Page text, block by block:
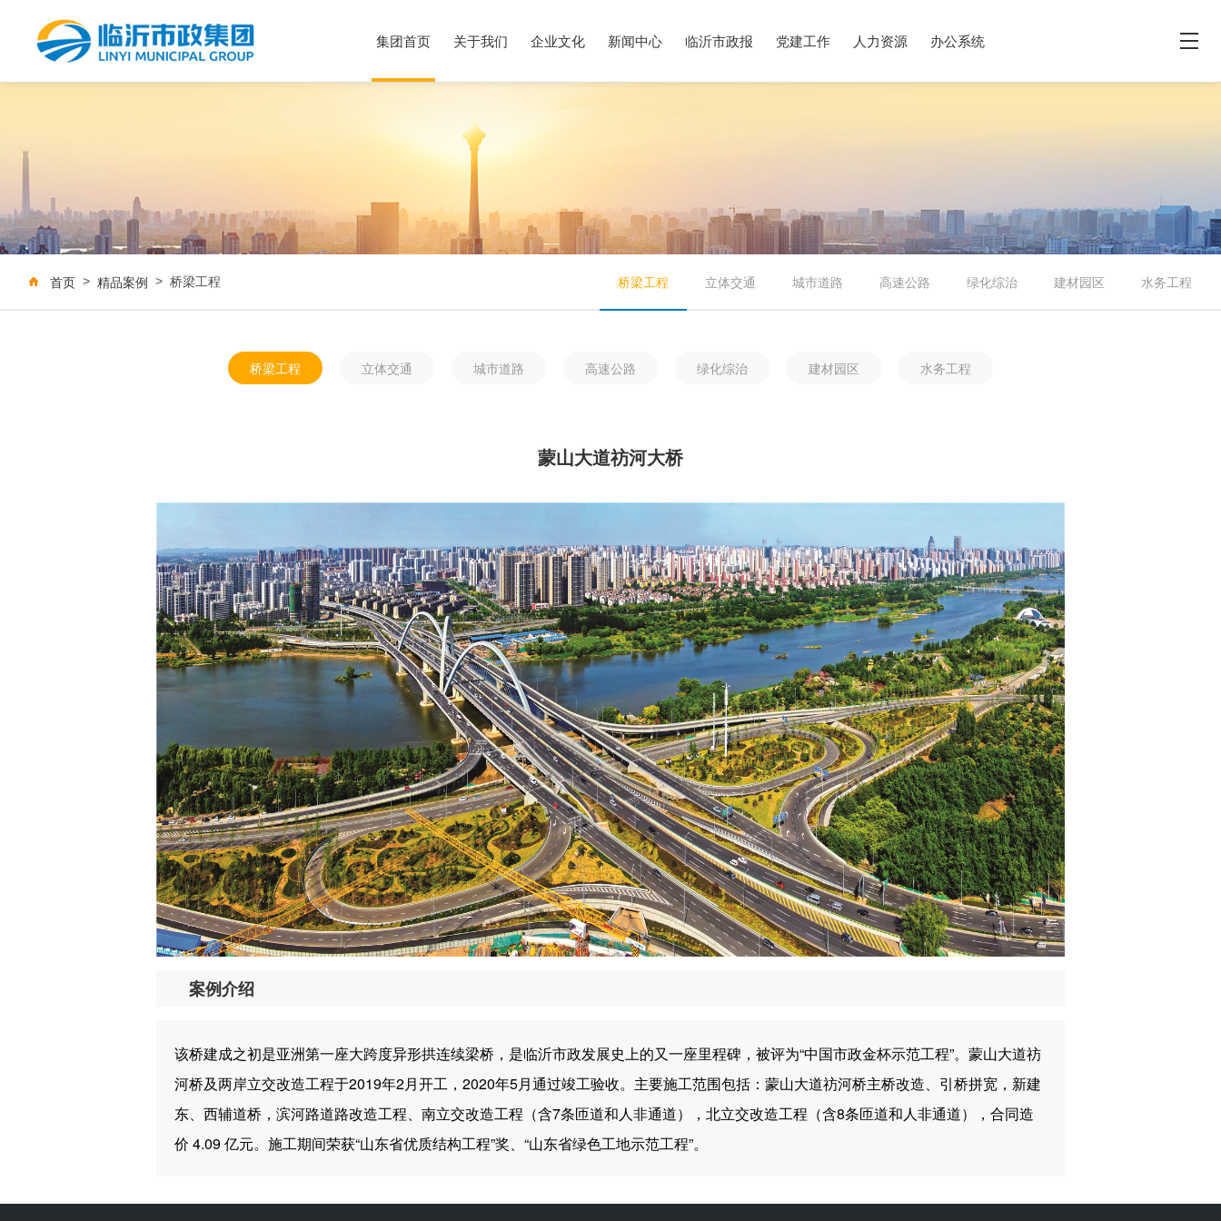
集团首页 关于我们 企业文化 新闻中心 临沂市政报 党建工作 人力资源 办公系统
集团简介 领导致辞 组织架构 精品案例 领导关怀 发展历程 集团风采 联系我们
文化理念 集团荣誉 资质证书 集团标识
集团新闻 工程动态 行业资讯 党建工作
EPM办公系统 电子签约平台
首页 精品案例 桥梁工程 桥梁工程 立体交通 城市道路 高速公路 绿化综治 建材园区 水务工程
桥梁工程 立体交通 城市道路 高速公路 绿化综治 建材园区 水务工程
蒙山大道祊河大桥
案例介绍
该桥建成之初是亚洲第一座大跨度异形拱连续梁桥，是临沂市政发展史上的又一座里程碑，被评为“中国市政金杯示范工程”。蒙山大道祊
河桥及两岸立交改造工程于2019年2月开工，2020年5月通过竣工验收。主要施工范围包括：蒙山大道祊河桥主桥改造、引桥拼宽，新建
东、西辅道桥，滨河路道路改造工程、南立交改造工程（含7条匝道和人非通道），北立交改造工程（含8条匝道和人非通道），合同造
价 4.09 亿元。施工期间荣获“山东省优质结构工程”奖、“山东省绿色工地示范工程”。